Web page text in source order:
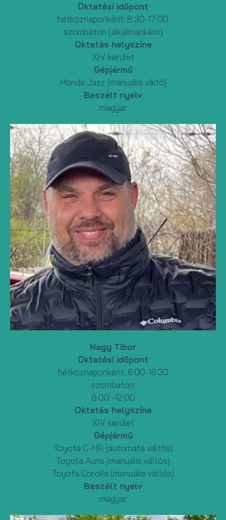
Oktatási időpont
hétköznaponként: 8:30-17:00
szombaton (alkalmanként)
Oktatás helyszíne
XIV. kerület
Gépjármű
Honda Jazz (manuális váltó)
Beszélt nyelv
magyar
Nagy Tibor
Oktatási időpont
hétköznaponként: 6:00-16:30
szombaton:
8:00 -12:00
Oktatás helyszíne
XIV. kerület
Gépjármű
Toyota C-HR (automata váltós)
Toyota Auris (manuális váltós)
Toyota Corolla (manuális váltós)
Beszélt nyelv
magyar